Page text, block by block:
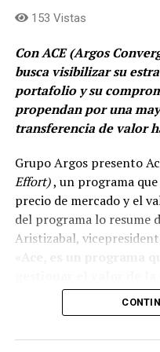
Comparte el artículo:
Me gusta esto:
153 Vistas
Con ACE (Argos
busca visibilizar su
portafolio y su
propendan por una
transferencia de valor
Grupo Argos presento
Effort), un programa
precio de mercado y el
del programa lo resume
Aristizabal,
la brecha que existe
reconoce del valor